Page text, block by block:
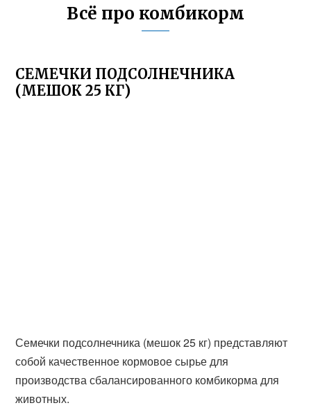
Всё про комбикорм
СЕМЕЧКИ ПОДСОЛНЕЧНИКА
(МЕШОК 25 КГ)
Семечки подсолнечника (мешок 25 кг) представляют
собой качественное кормовое сырье для
производства сбалансированного комбикорма для
животных.